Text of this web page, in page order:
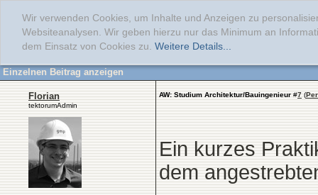
Wir verwenden Cookies, um Inhalte und Anzeigen zu
Websiteanalysen. Wir geben hierzu nur das Minimum an
dem Einsatz von Cookies zu. Weitere Details...
Einzelnen Beitrag anzeigen
Florian
tektorumAdmin
AW: Studium Architektur/Bauingenieur #7 (
Ein kurzes
dem